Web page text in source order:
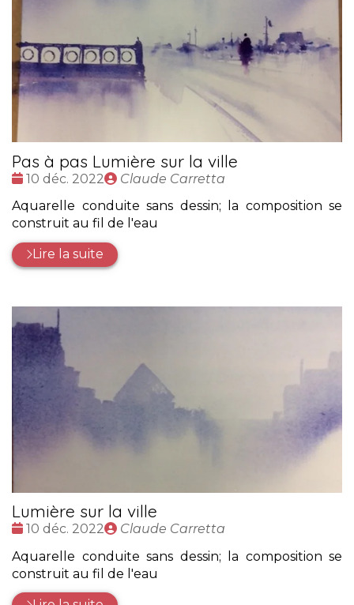
Pas à pas Lumière sur la ville
Date
10 déc. 2022
Publié
Claude Carretta
Aquarelle conduite sans dessin; la composition se
construit au fil de l'eau
Lire la suite
Lumière sur la ville
Date
10 déc. 2022
Publié
Claude Carretta
Aquarelle conduite sans dessin; la composition se
construit au fil de l'eau